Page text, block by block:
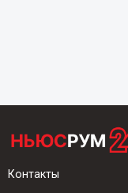
Контакты